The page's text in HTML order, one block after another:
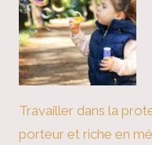
Travailler dans la
porteur et riche en